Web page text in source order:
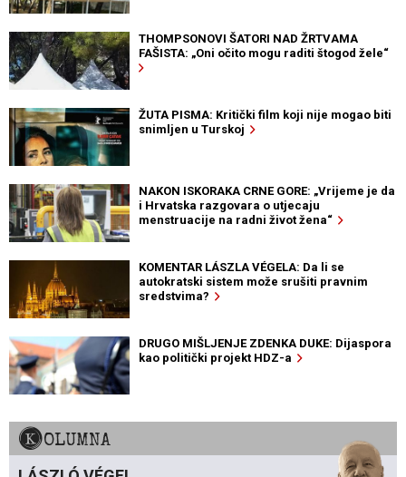
THOMPSONOVI ŠATORI NAD ŽRTVAMA
FAŠISTA: „Oni očito mogu raditi štogod žele“
ŽUTA PISMA: Kritički film koji nije mogao biti
snimljen u Turskoj
NAKON ISKORAKA CRNE GORE: „Vrijeme je da
i Hrvatska razgovara o utjecaju
menstruacije na radni život žena“
KOMENTAR LÁSZLA VÉGELA: Da li se
autokratski sistem može srušiti pravnim
sredstvima?
DRUGO MIŠLJENJE ZDENKA DUKE: Dijaspora
kao politički projekt HDZ-a
KOLUMNA